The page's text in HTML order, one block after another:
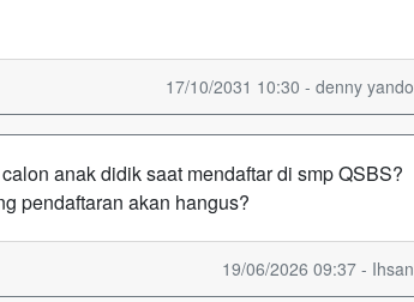
17/10/2031 10:30 - denny yando
anak didik saat mendaftar di smp QSBS?
pendaftaran akan hangus?
19/06/2026 09:37 - Ihsan